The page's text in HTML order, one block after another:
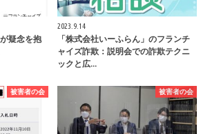
疑念を抱
2023.9.14
「株式会社いーふらん」のフランチ
ャイズ詐欺：説明会での詐欺テクニ
ックと広…
被害者の会 被害者の会